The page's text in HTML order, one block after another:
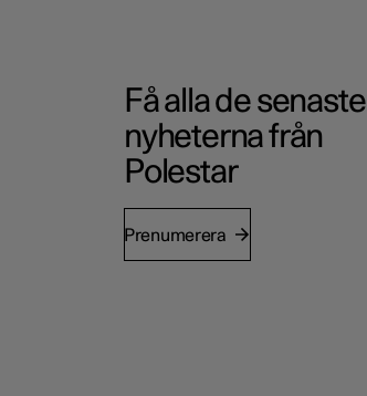
Få alla de senaste
nyheterna från
Polestar
Prenumerera